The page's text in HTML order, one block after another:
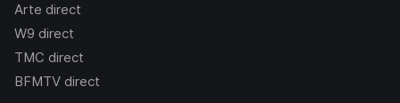
Arte direct
W9 direct
TMC direct
BFMTV direct